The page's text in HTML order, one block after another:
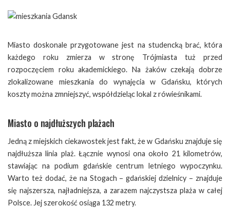
Miasto doskonale przygotowane jest na studencką brać, która
każdego roku zmierza w stronę Trójmiasta tuż przed
rozpoczęciem roku akademickiego. Na żaków czekają dobrze
zlokalizowane mieszkania do wynajęcia w Gdańsku, których
koszty można zmniejszyć, współdzieląc lokal z rówieśnikami.
Miasto o najdłuższych plażach
Jedną z miejskich ciekawostek jest fakt, że w Gdańsku znajduje się
najdłuższa linia plaż. Łącznie wynosi ona około 21 kilometrów,
stawiając na podium gdańskie centrum letniego wypoczynku.
Warto też dodać, że na Stogach – gdańskiej dzielnicy – znajduje
się najszersza, najładniejsza, a zarazem najczystsza plaża w całej
Polsce. Jej szerokość osiąga 132 metry.